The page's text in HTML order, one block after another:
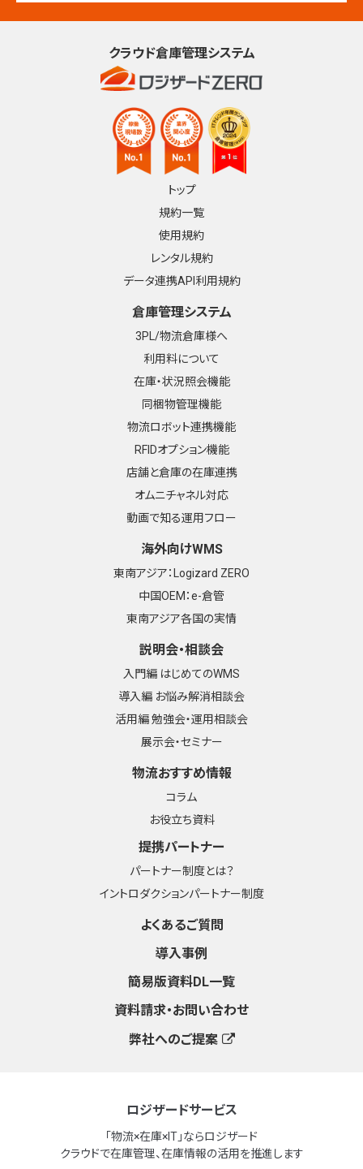
クラウド倉庫管理システム
トップ
規約一覧
使用規約
レンタル規約
データ連携API利用規約
倉庫管理システム
3PL/物流倉庫様へ
利用料について
在庫・状況照会機能
同梱物管理機能
物流ロボット連携機能
RFIDオプション機能
店舗と倉庫の在庫連携
オムニチャネル対応
動画で知る運用フロー
海外向けWMS
東南アジア：Logizard ZERO
中国OEM：e-倉管
東南アジア各国の実情
説明会・相談会
入門編 はじめてのWMS
導入編 お悩み解消相談会
活用編 勉強会・運用相談会
展示会・セミナー
物流おすすめ情報
コラム
お役立ち資料
提携パートナー
パートナー制度とは？
イントロダクションパートナー制度
よくあるご質問
導入事例
簡易版資料DL一覧
資料請求・お問い合わせ
弊社へのご提案
ロジザードサービス
「物流×在庫×IT」ならロジザード
クラウドで在庫管理、在庫情報の活用を推進します